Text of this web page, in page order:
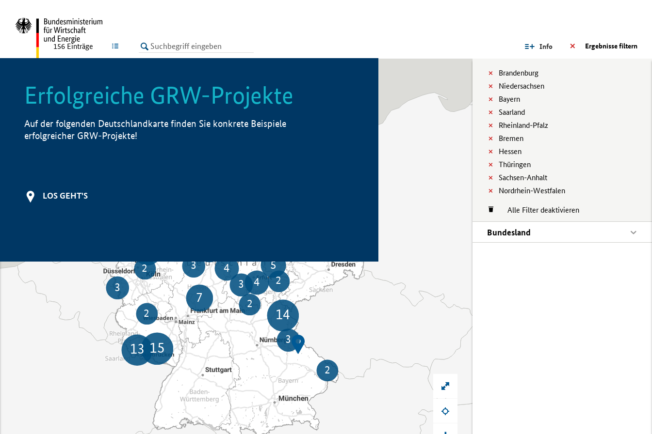
LISTE Ergebnisse filtern
Info
Brandenburg
Niedersachsen
Bayern
Saarland
Rheinland-Pfalz
Bremen
Hessen
Thüringen
Sachsen-Anhalt
Nordrhein-Westfalen
Alle Filter deaktivieren
Bundesland
156 Einträge
Erfolgreiche GRW-Projekte
Auf der folgenden Deutschlandkarte finden Sie konkrete Beispiele
erfolgreicher GRW-Projekte!
LOS GEHT'S